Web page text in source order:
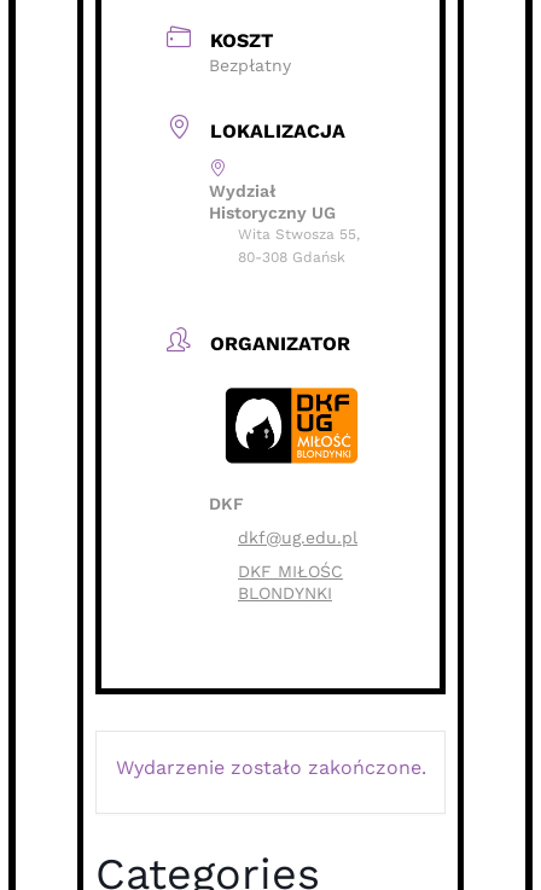
KOSZT
Bezpłatny
LOKALIZACJA
Wydział
Historyczny UG
Wita Stwosza 55,
80-308 Gdańsk
ORGANIZATOR
DKF
dkf@ug.edu.pl
DKF MIŁOŚC
BLONDYNKI
Wydarzenie zostało zakończone.
Categories